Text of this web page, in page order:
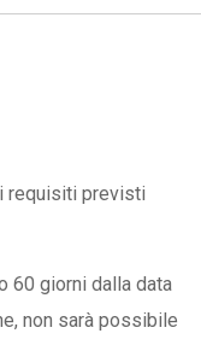
requisiti previsti
60 giorni dalla data
non sarà possibile